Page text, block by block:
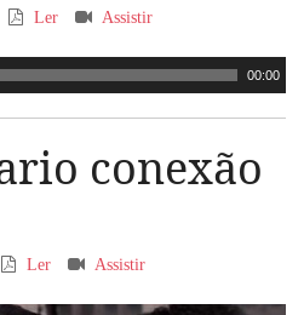
Ler Assistir
00:00
conexão
Ler Assistir